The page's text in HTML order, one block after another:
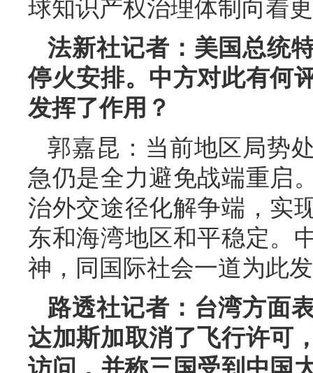
球知识产权治理体制向着
法新社记者：美国总统
停火安排。中方对此有何
发挥了作用？
郭嘉昆：当前地区局势
急仍是全力避免战端重启
治外交途径化解争端，实
东和海湾地区和平稳定。
神，同国际社会一道为此
路透社记者：台湾方面
达加斯加取消了飞行许可
访问，并称三国受到中国